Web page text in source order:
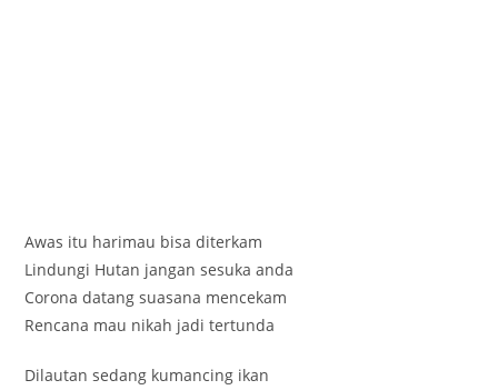
Awas itu harimau bisa diterkam
Lindungi Hutan jangan sesuka anda
Corona datang suasana mencekam
Rencana mau nikah jadi tertunda
Dilautan sedang kumancing ikan